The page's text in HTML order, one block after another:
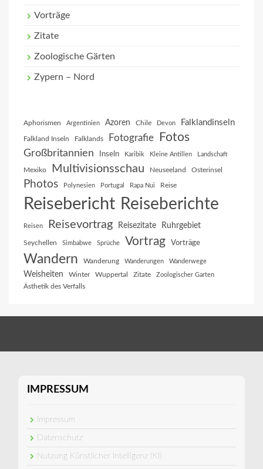
Vorträge
Zitate
Zoologische Gärten
Zypern – Nord
Aphorismen Argentinien Azoren Chile Devon Falklandinseln
Falkland Inseln Falklands Fotografie Fotos
Großbritannien Inseln Karibik Kleine Antillen Landschaft
Mexiko Multivisionsschau Neuseeland Osterinsel
Photos Polynesien Portugal Rapa Nui Reise
Reisebericht Reiseberichte
Reisen Reisevortrag Reisezitate Ruhrgebiet
Seychellen Simbabwe Sprüche Vortrag Vorträge
Wandern Wanderung Wanderungen Wanderwege
Weisheiten Winter Wuppertal Zitate Zoologischer Garten
Ästhetik des Verfalls
IMPRESSUM
Impressum
Datenschutz
Nutzung Künstlicher Intelligenz (KI)